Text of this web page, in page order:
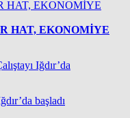
HAT, EKONOMİYE
başladı